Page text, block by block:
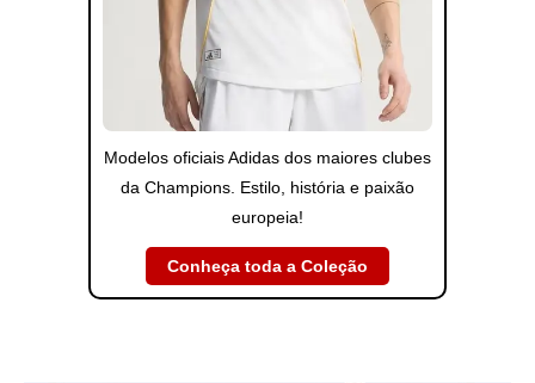
Modelos oficiais Adidas dos maiores clubes
da Champions. Estilo, história e paixão
europeia!
Conheça toda a Coleção